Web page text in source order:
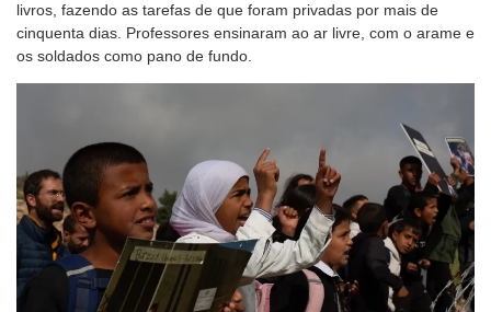
livros, fazendo as tarefas de que foram privadas por mais de
cinquenta dias. Professores ensinaram ao ar livre, com o arame e
os soldados como pano de fundo.